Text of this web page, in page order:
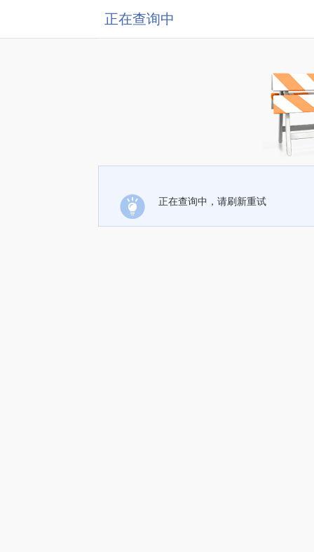
正在查询中
正在查询中，请刷新重试